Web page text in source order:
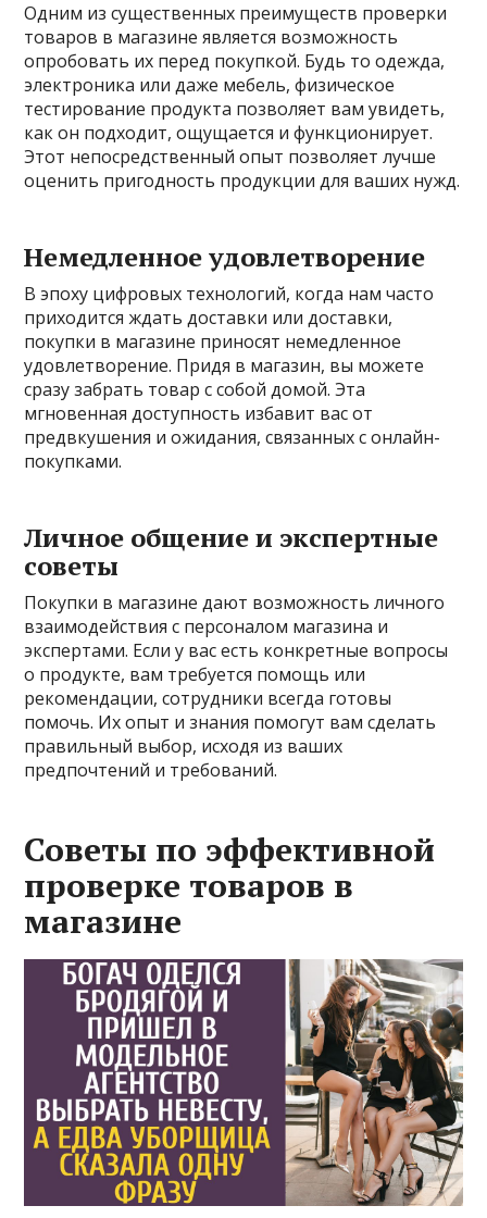
Одним из существенных преимуществ проверки
товаров в магазине является возможность
опробовать их перед покупкой. Будь то одежда,
электроника или даже мебель, физическое
тестирование продукта позволяет вам увидеть,
как он подходит, ощущается и функционирует.
Этот непосредственный опыт позволяет лучше
оценить пригодность продукции для ваших нужд.
Немедленное удовлетворение
В эпоху цифровых технологий, когда нам часто
приходится ждать доставки или доставки,
покупки в магазине приносят немедленное
удовлетворение. Придя в магазин, вы можете
сразу забрать товар с собой домой. Эта
мгновенная доступность избавит вас от
предвкушения и ожидания, связанных с онлайн-
покупками.
Личное общение и экспертные
советы
Покупки в магазине дают возможность личного
взаимодействия с персоналом магазина и
экспертами. Если у вас есть конкретные вопросы
о продукте, вам требуется помощь или
рекомендации, сотрудники всегда готовы
помочь. Их опыт и знания помогут вам сделать
правильный выбор, исходя из ваших
предпочтений и требований.
Советы по эффективной
проверке товаров в
магазине